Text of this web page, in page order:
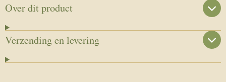
Over dit product
Verzending en levering